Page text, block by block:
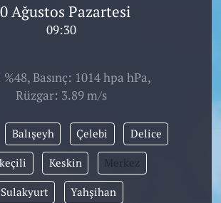
Ağustos Pazartesi
09:30
Basınç: 1014 hpa hPa,
Rüzgar: 3.89 m/s
Balışeyh Çelebi Delice
Keskin Merkez
Sulakyurt Yahşihan